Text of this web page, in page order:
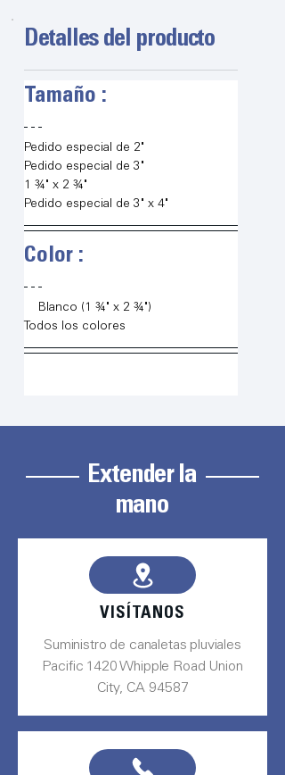
Detalles del producto
Tamaño :
Pedido especial de 2"
Pedido especial de 3"
1 ¾" x 2 ¾"
Pedido especial de 3" x 4"
Color :
Blanco (1 ¾" x 2 ¾")
Todos los colores
Extender la
mano
VISÍTANOS
Suministro de canaletas pluviales
Pacific 1420 Whipple Road Union
City, CA 94587